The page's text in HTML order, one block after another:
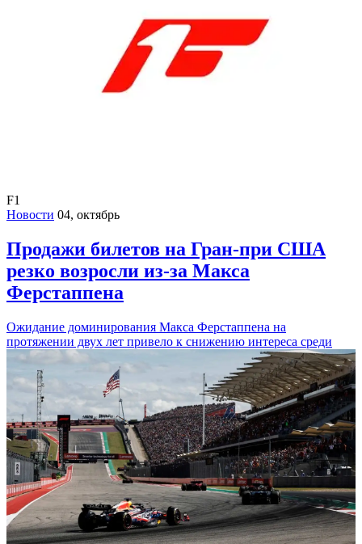
F1
Новости 04, октябрь
Продажи билетов на Гран-при США
резко возросли из-за Макса
Ферстаппена
Ожидание доминирования Макса Ферстаппена на
протяжении двух лет привело к снижению интереса среди